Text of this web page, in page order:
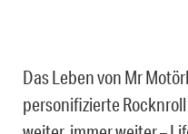
Das Leben von Mr
personifizierte